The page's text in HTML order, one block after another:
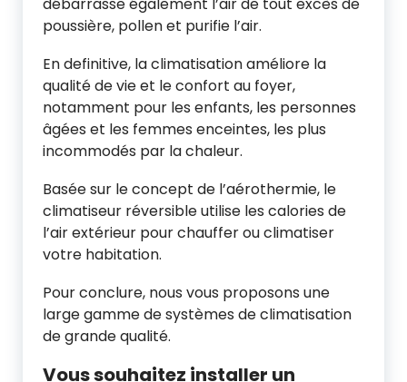
poussière, pollen et purifie l’air.
En definitive, la climatisation améliore la
qualité de vie et le confort au foyer,
notamment pour les enfants, les personnes
âgées et les femmes enceintes, les plus
incommodés par la chaleur.
Basée sur le concept de l’aérothermie, le
climatiseur réversible utilise les calories de
l’air extérieur pour chauffer ou climatiser
votre habitation.
Pour conclure, nous vous proposons une
large gamme de systèmes de climatisation
de grande qualité.
Vous souhaitez installer un